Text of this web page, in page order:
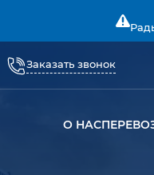
Заказать звонок
О НАС